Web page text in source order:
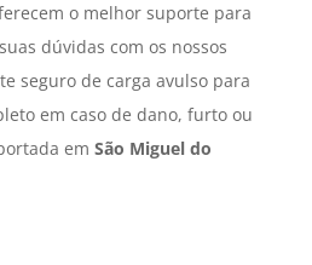
o melhor suporte para
dúvidas com os nossos
seguro de carga avulso para
em caso de dano, furto ou
em São Miguel do